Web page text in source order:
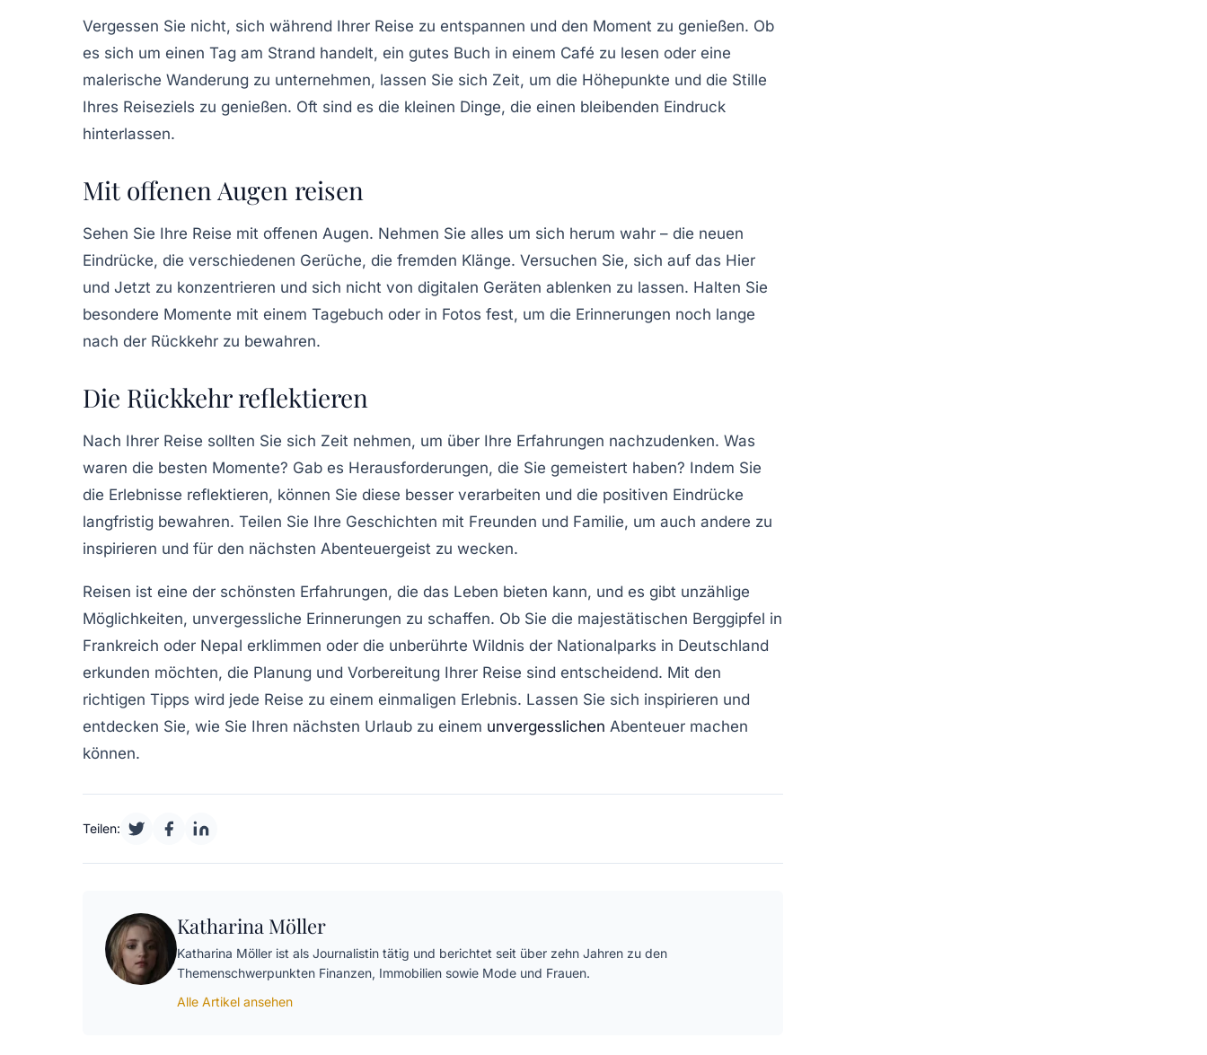
Vergessen Sie nicht, sich während Ihrer Reise zu entspannen und den Moment zu genießen. Ob
es sich um einen Tag am Strand handelt, ein gutes Buch in einem Café zu lesen oder eine
malerische Wanderung zu unternehmen, lassen Sie sich Zeit, um die Höhepunkte und die Stille
Ihres Reiseziels zu genießen. Oft sind es die kleinen Dinge, die einen bleibenden Eindruck
hinterlassen.
Mit offenen Augen reisen
Sehen Sie Ihre Reise mit offenen Augen. Nehmen Sie alles um sich herum wahr – die neuen
Eindrücke, die verschiedenen Gerüche, die fremden Klänge. Versuchen Sie, sich auf das Hier
und Jetzt zu konzentrieren und sich nicht von digitalen Geräten ablenken zu lassen. Halten Sie
besondere Momente mit einem Tagebuch oder in Fotos fest, um die Erinnerungen noch lange
nach der Rückkehr zu bewahren.
Die Rückkehr reflektieren
Nach Ihrer Reise sollten Sie sich Zeit nehmen, um über Ihre Erfahrungen nachzudenken. Was
waren die besten Momente? Gab es Herausforderungen, die Sie gemeistert haben? Indem Sie
die Erlebnisse reflektieren, können Sie diese besser verarbeiten und die positiven Eindrücke
langfristig bewahren. Teilen Sie Ihre Geschichten mit Freunden und Familie, um auch andere zu
inspirieren und für den nächsten Abenteuergeist zu wecken.
Reisen ist eine der schönsten Erfahrungen, die das Leben bieten kann, und es gibt unzählige
Möglichkeiten, unvergessliche Erinnerungen zu schaffen. Ob Sie die majestätischen Berggipfel in
Frankreich oder Nepal erklimmen oder die unberührte Wildnis der Nationalparks in Deutschland
erkunden möchten, die Planung und Vorbereitung Ihrer Reise sind entscheidend. Mit den
richtigen Tipps wird jede Reise zu einem einmaligen Erlebnis. Lassen Sie sich inspirieren und
entdecken Sie, wie Sie Ihren nächsten Urlaub zu einem unvergesslichen Abenteuer machen
können.
Teilen:
Katharina Möller
Katharina Möller ist als Journalistin tätig und berichtet seit über zehn Jahren zu den
Themenschwerpunkten Finanzen, Immobilien sowie Mode und Frauen.
Alle Artikel ansehen